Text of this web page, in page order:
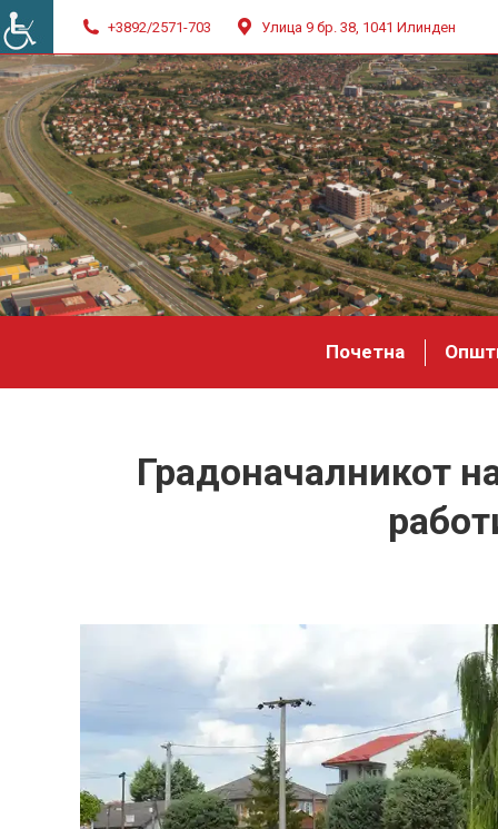
+3892/2571-703 Улица 9 бр. 38, 1041 Илинден
Почетна
Градоначалникот